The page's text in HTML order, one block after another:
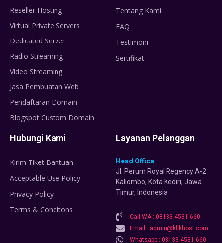
Reseller Hosting
Virtual Private Servers
Dedicated Server
Radio Streaming
Video Streaming
Jasa Pembuatan Web
Pendaftaran Domain
Blogspot Custom Domain
Tentang Kami
FAQ
Testimoni
Sertifikat
Hubungi Kami
Kirim Tiket Bantuan
Acceptable Use Policy
Privacy Policy
Terms & Conditons
Layanan Pelanggan
Head Office
Jl. Perum Royal Regency A-2
Kaliombo, Kota Kediri, Jawa
Timur, Indonesia
Call WA : 08133-4531-660
Email : admin@klikhost.com
Whatsapp : 08133-4531-660